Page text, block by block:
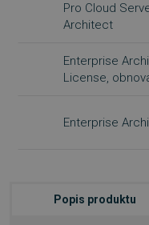
Pro Cloud
Architect
Enterprise
License,
Enterprise
Popis produktu